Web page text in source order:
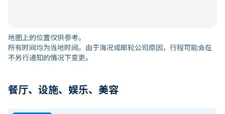
地图上的位置仅供参考。
所有时间均为当地时间。由于海况或邮轮公司原因，行程可能会在
不另行通知的情况下变更。
餐厅、设施、娱乐、美容